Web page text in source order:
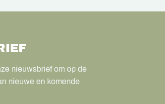
nieuwsbrief om op de
nieuwe en komende